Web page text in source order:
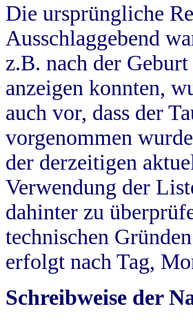
Die ursprüngliche
Ausschlaggebend
z.B. nach der
anzeigen konnten,
auch vor, dass der
vorgenommen
der derzeitigen
Verwendung der
dahinter zu
technischen
erfolgt nach Tag,
Schreibweise der